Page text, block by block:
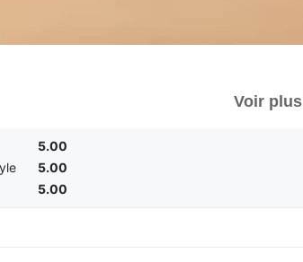
Voir plus
5.00
5.00
5.00